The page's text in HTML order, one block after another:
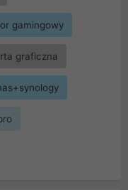
gamingowy
graficzna